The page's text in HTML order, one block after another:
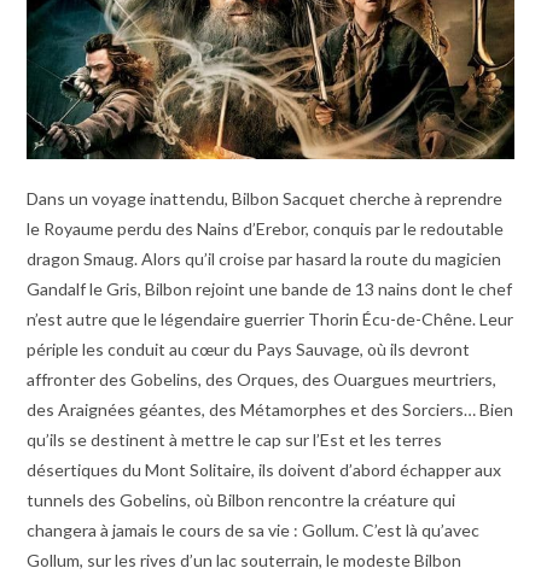
Dans un voyage inattendu, Bilbon Sacquet cherche à reprendre
le Royaume perdu des Nains d’Erebor, conquis par le redoutable
dragon Smaug. Alors qu’il croise par hasard la route du magicien
Gandalf le Gris, Bilbon rejoint une bande de 13 nains dont le chef
n’est autre que le légendaire guerrier Thorin Écu-de-Chêne. Leur
périple les conduit au cœur du Pays Sauvage, où ils devront
affronter des Gobelins, des Orques, des Ouargues meurtriers,
des Araignées géantes, des Métamorphes et des Sorciers… Bien
qu’ils se destinent à mettre le cap sur l’Est et les terres
désertiques du Mont Solitaire, ils doivent d’abord échapper aux
tunnels des Gobelins, où Bilbon rencontre la créature qui
changera à jamais le cours de sa vie : Gollum. C’est là qu’avec
Gollum, sur les rives d’un lac souterrain, le modeste Bilbon